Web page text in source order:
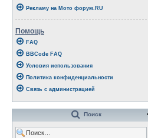
Рекламу на Мото форум.RU
Помощь
FAQ
BBCode FAQ
Условия использования
Политика конфиденциальности
Связь с администрацией
Поиск